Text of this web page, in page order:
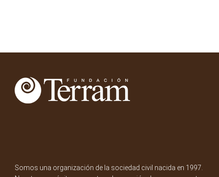
Somos una organización de la sociedad civil nacida en 1997.